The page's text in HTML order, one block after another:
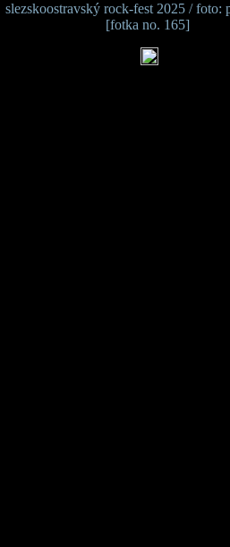
slezskoostravský rock-fest 2025 / foto:
[fotka no. 165]